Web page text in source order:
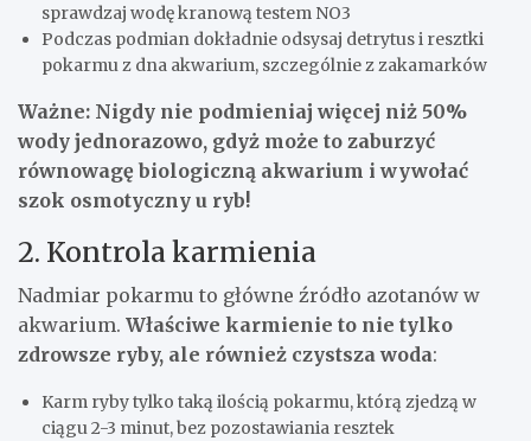
sprawdzaj wodę kranową testem NO3
Podczas podmian dokładnie odsysaj detrytus i resztki
pokarmu z dna akwarium, szczególnie z zakamarków
Ważne: Nigdy nie podmieniaj więcej niż 50%
wody jednorazowo, gdyż może to zaburzyć
równowagę biologiczną akwarium i wywołać
szok osmotyczny u ryb!
2. Kontrola karmienia
Nadmiar pokarmu to główne źródło azotanów w
akwarium. Właściwe karmienie to nie tylko
zdrowsze ryby, ale również czystsza woda:
Karm ryby tylko taką ilością pokarmu, którą zjedzą w
ciągu 2-3 minut, bez pozostawiania resztek